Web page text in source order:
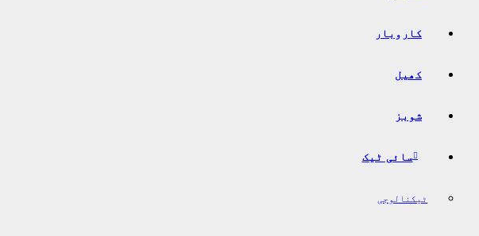
کاروبار
کھیل
شوبز
سائی ٹیک
ٹیکنالوجی